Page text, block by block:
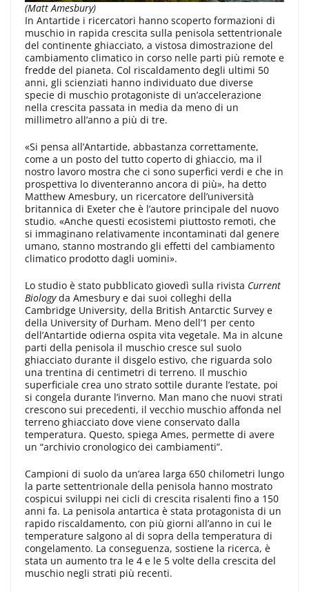
(Matt Amesbury)
In Antartide i ricercatori hanno scoperto formazioni di
muschio in rapida crescita sulla penisola settentrionale
del continente ghiacciato, a vistosa dimostrazione del
cambiamento climatico in corso nelle parti più remote e
fredde del pianeta. Col riscaldamento degli ultimi 50
anni, gli scienziati hanno individuato due diverse
specie di muschio protagoniste di un’accelerazione
nella crescita passata in media da meno di un
millimetro all’anno a più di tre.
«Si pensa all’Antartide, abbastanza correttamente,
come a un posto del tutto coperto di ghiaccio, ma il
nostro lavoro mostra che ci sono superfici verdi e che in
prospettiva lo diventeranno ancora di più», ha detto
Matthew Amesbury, un ricercatore dell’università
britannica di Exeter che è l’autore principale del nuovo
studio. «Anche questi ecosistemi piuttosto remoti, che
si immaginano relativamente incontaminati dal genere
umano, stanno mostrando gli effetti del cambiamento
climatico prodotto dagli uomini».
Lo studio è stato pubblicato giovedì sulla rivista Current
Biologyda Amesbury e dai suoi colleghi della
Cambridge University, della British Antarctic Survey e
della University of Durham. Meno dell’1 per cento
dell’Antartide odierna ospita vita vegetale. Ma in alcune
parti della penisola il muschio cresce sul suolo
ghiacciato durante il disgelo estivo, che riguarda solo
una trentina di centimetri di terreno. Il muschio
superficiale crea uno strato sottile durante l’estate, poi
si congela durante l’inverno. Man mano che nuovi strati
crescono sui precedenti, il vecchio muschio affonda nel
terreno ghiacciato dove viene conservato dalla
temperatura. Questo, spiega Ames, permette di avere
un “archivio cronologico dei cambiamenti”.
Campioni di suolo da un’area larga 650 chilometri lungo
la parte settentrionale della penisola hanno mostrato
cospicui sviluppi nei cicli di crescita risalenti fino a 150
anni fa. La penisola antartica è stata protagonista di un
rapido riscaldamento, con più giorni all’anno in cui le
temperature salgono al di sopra della temperatura di
congelamento. La conseguenza, sostiene la ricerca, è
stata un aumento tra le 4 e le 5 volte della crescita del
muschio negli strati più recenti.